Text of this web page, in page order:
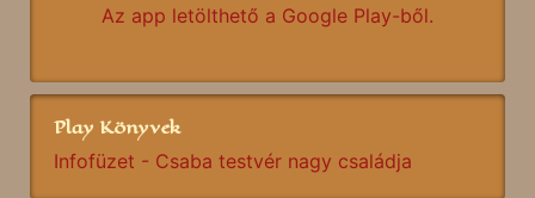
Az app letölthető a Google Play-ből.
Play Könyvek
Infofüzet - Csaba testvér nagy családja